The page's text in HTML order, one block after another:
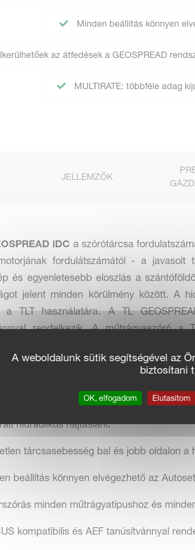
Minden beállítás könnyen
az átfedések a GEOSPREAD
MULTIRATE: többféle adag
JELLEMZŐK
iDC a szórótárcsa
fordulátszámától - a javasolt
és egyenletesebb eloszlás a
jelent minden körülmény között. A
a TLT használatára. A TL
rendelkezik. A műtrágyaszóró
traktor terminállal együtt működtethető.
tárcsa sebesség állítás
hidraulikus hajtáslánc
tárcsasebesség bal és jobb oldalon a
beállítás könnyen elvégezhető az
minden műtrágyatípushoz és
kompatibilis és AEF tanúsítvánnyal
A weboldalunk sütik segítségével az
biztosítani
OK, elfogadom Elutasítom